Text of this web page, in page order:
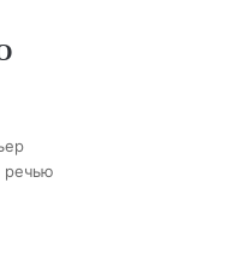
речью